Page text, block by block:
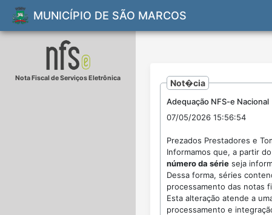
MUNICÍPIO DE SÃO MARCOS
Nota Fiscal de Serviços Eletrônica Not�cia
Adequação NFS-e Nacional
07/05/2026 15:56:54
Prezados Prestadores e
Informamos que, a partir
número da série seja
Dessa forma, séries
processamento das notas
Esta alteração atende a
processamento e